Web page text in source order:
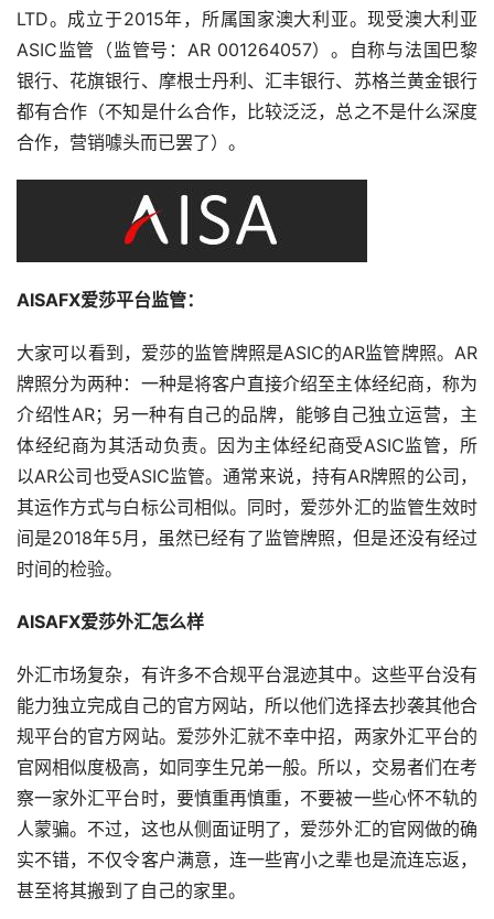
LTD。成立于2015年，所属国家澳大利亚。现受澳大利亚
ASIC监管（监管号：AR 001264057）。自称与法国巴黎
银行、花旗银行、摩根士丹利、汇丰银行、苏格兰黄金银行
都有合作（不知是什么合作，比较泛泛，总之不是什么深度
合作，营销噱头而已罢了）。
AISAFX爱莎平台监管：
大家可以看到，爱莎的监管牌照是ASIC的AR监管牌照。AR
牌照分为两种：一种是将客户直接介绍至主体经纪商，称为
介绍性AR；另一种有自己的品牌，能够自己独立运营，主
体经纪商为其活动负责。因为主体经纪商受ASIC监管，所
以AR公司也受ASIC监管。通常来说，持有AR牌照的公司，
其运作方式与白标公司相似。同时，爱莎外汇的监管生效时
间是2018年5月，虽然已经有了监管牌照，但是还没有经过
时间的检验。
AISAFX爱莎外汇怎么样
外汇市场复杂，有许多不合规平台混迹其中。这些平台没有
能力独立完成自己的官方网站，所以他们选择去抄袭其他合
规平台的官方网站。爱莎外汇就不幸中招，两家外汇平台的
官网相似度极高，如同孪生兄弟一般。所以，交易者们在考
察一家外汇平台时，要慎重再慎重，不要被一些心怀不轨的
人蒙骗。不过，这也从侧面证明了，爱莎外汇的官网做的确
实不错，不仅令客户满意，连一些宵小之辈也是流连忘返，
甚至将其搬到了自己的家里。